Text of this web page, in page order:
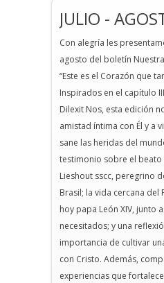
JULIO -
Con alegría les
agosto del boletín
“Este es el Corazón que
Inspirados en el capítulo
Dilexit Nos, esta edición
amistad íntima con Él y a
sane las heridas del
testimonio sobre el beato
Lieshout sscc, peregrino
Brasil; la vida cercana del
hoy papa León XIV, junto
necesitados; y una
importancia de cultivar
con Cristo. Además,
experiencias que